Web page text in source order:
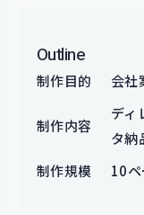
Outline
制作目的 会社
制作内容
ディ
タ納
制作規模
10